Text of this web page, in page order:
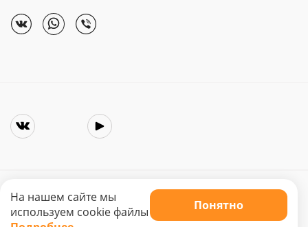
Copyright © 2025. Интернет-магазин «Dendra»
Не является публичной офертой. Цена может меняться.
На нашем сайте мы
используем cookie файлы
Понятно